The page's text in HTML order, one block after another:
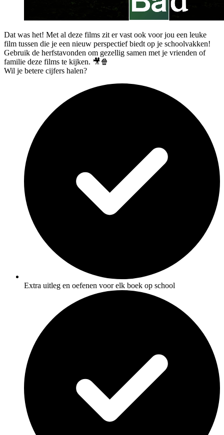
Dat was het! Met al deze films zit er vast ook voor jou een leuke
film tussen die je een nieuw perspectief biedt op je schoolvakken!
Gebruik de herfstavonden om gezellig samen met je vrienden of
familie deze films te kijken. 🎥🍿
Wil je betere cijfers halen?
Extra uitleg en oefenen voor elk boek op school